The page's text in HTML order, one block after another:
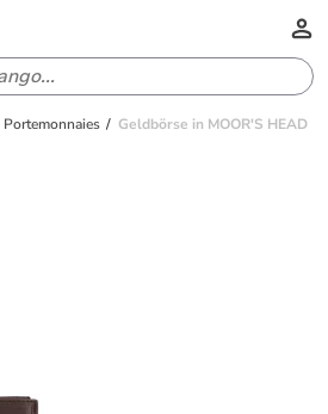
Portemonnaies Geldbörse in MOOR'S HEAD